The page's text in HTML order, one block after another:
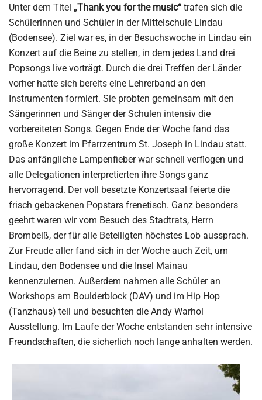
Unter dem Titel „Thank you for the music“ trafen sich die
Schülerinnen und Schüler in der Mittelschule Lindau
(Bodensee). Ziel war es, in der Besuchswoche in Lindau ein
Konzert auf die Beine zu stellen, in dem jedes Land drei
Popsongs live vorträgt. Durch die drei Treffen der Länder
vorher hatte sich bereits eine Lehrerband an den
Instrumenten formiert. Sie probten gemeinsam mit den
Sängerinnen und Sänger der Schulen intensiv die
vorbereiteten Songs. Gegen Ende der Woche fand das
große Konzert im Pfarrzentrum St. Joseph in Lindau statt.
Das anfängliche Lampenfieber war schnell verflogen und
alle Delegationen interpretierten ihre Songs ganz
hervorragend. Der voll besetzte Konzertsaal feierte die
frisch gebackenen Popstars frenetisch. Ganz besonders
geehrt waren wir vom Besuch des Stadtrats, Herrn
Brombeiß, der für alle Beteiligten höchstes Lob aussprach.
Zur Freude aller fand sich in der Woche auch Zeit, um
Lindau, den Bodensee und die Insel Mainau
kennenzulernen. Außerdem nahmen alle Schüler an
Workshops am Boulderblock (DAV) und im Hip Hop
(Tanzhaus) teil und besuchten die Andy Warhol
Ausstellung. Im Laufe der Woche entstanden sehr intensive
Freundschaften, die sicherlich noch lange anhalten werden.